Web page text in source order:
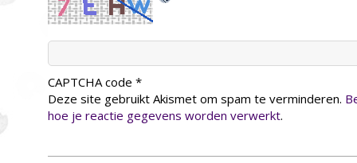
CAPTCHA code *
Deze site gebruikt Akismet om spam te verminderen.
hoe je reactie gegevens worden verwerkt.